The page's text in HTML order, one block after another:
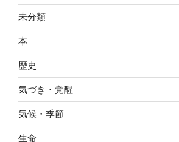
未分類
本
歴史
気づき・覚醒
気候・季節
生命